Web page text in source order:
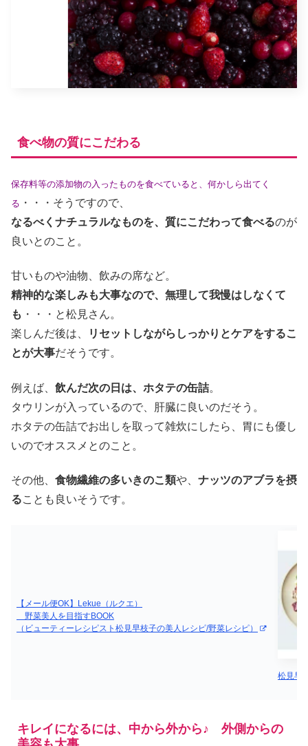
食べ物の質にこだわる
保存料等の添加物の入ったものを食べていると、何かしら出てく
る ・・・そうですので、
なるべくナチュラルなものを、質にこだわって食べるのが
良いとのこと。
甘いものや油物、飲みの席など。
精神的な楽しみも大事なので、無理して我慢はしなくて
も ・・・と松見さん。
楽しんだ後は、
リセットしながらしっかりとケアをするこ
とが大事だそうです。
例えば、 飲んだ次の日は、ホタテの缶詰。
タウリンが入っているので、肝臓に良いのだそう。
ホタテの缶詰でお出しを取って雑炊にしたら、胃にも優し
いのでオススメとのこと。
その他、 食物繊維の多いきのこ類や、 ナッツのアブラを摂
ることも良いそうです。
【メール便OK】Lekue（ルクエ）
野菜美人を目指すBOOK
（ビューティーレシピスト松見早枝子の美人レシピ/野菜レシピ）
松見早
キレイになるには、中から外から♪ 外側からの